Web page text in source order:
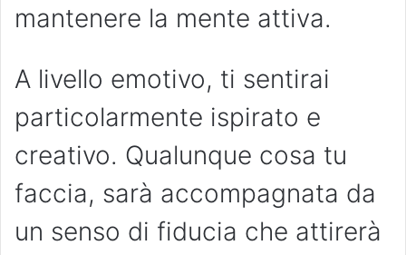
mantenere la mente attiva.
A livello emotivo, ti sentirai
particolarmente ispirato e
creativo. Qualunque cosa tu
faccia, sarà accompagnata da
un senso di fiducia che attirerà